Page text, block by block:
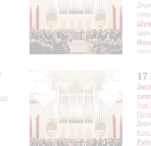
17
Хор